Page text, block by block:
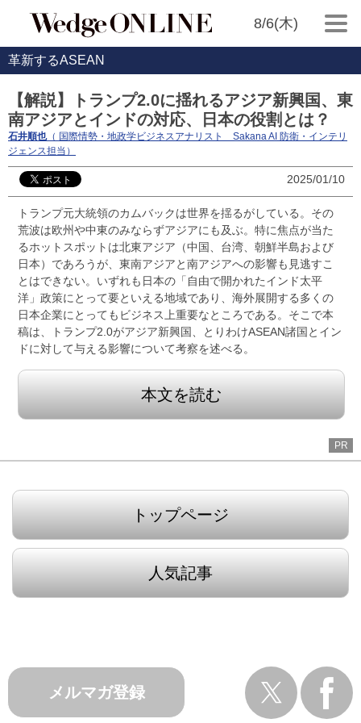
8/6(木)
革新するASEAN
【解説】トランプ2.0に揺れるアジア新興国、東
南アジアとインドの対応、日本の役割とは？
石井順也（ 国際情勢・地政学ビジネスアナリスト Sakana AI 防衛・インテリ
ジェンス担当）
2025/01/10
トランプ元大統領のカムバックは世界を揺るがしている。その
荒波は欧州や中東のみならずアジアにも及ぶ。特に焦点が当た
るホットスポットは北東アジア（中国、台湾、朝鮮半島および
日本）であろうが、東南アジアと南アジアへの影響も見逃すこ
とはできない。いずれも日本の「自由で開かれたインド太平
洋」政策にとって要といえる地域であり、海外展開する多くの
日本企業にとってもビジネス上重要なところである。そこで本
稿は、トランプ2.0がアジア新興国、とりわけASEAN諸国とイン
ドに対して与える影響について考察を述べる。
本文を読む
PR
トップページ
人気記事
メルマガ登録